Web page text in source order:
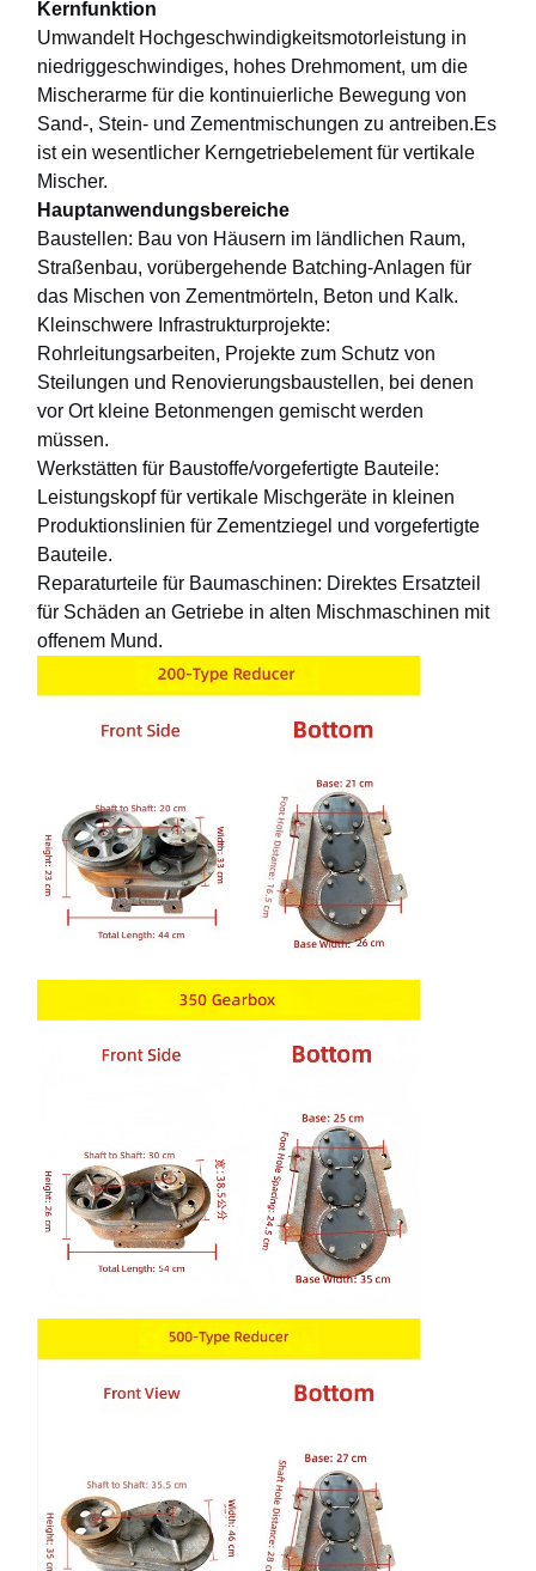
Fabrik Tour Qualitätskont
Rolle
Kontakt Nachrichten
Kranräder
Drahtseiltrommel
Kran-Flaschenzug
Kran
Ausrüstung des Motors und der Bremse
Hissen
Zubehör für Krane
Kernfunktion
Umwandelt Hochgeschwindigkeitsmotorleistung in
niedriggeschwindiges, hohes Drehmoment, um die
Mischerarme für die kontinuierliche Bewegung von
Sand-, Stein- und Zementmischungen zu antreiben.Es
ist ein wesentlicher Kerngetriebelement für vertikale
Mischer.
Hauptanwendungsbereiche
Baustellen: Bau von Häusern im ländlichen Raum,
Straßenbau, vorübergehende Batching-Anlagen für
das Mischen von Zementmörteln, Beton und Kalk.
Kleinschwere Infrastrukturprojekte:
Rohrleitungsarbeiten, Projekte zum Schutz von
Steilungen und Renovierungsbaustellen, bei denen
vor Ort kleine Betonmengen gemischt werden
müssen.
Werkstätten für Baustoffe/vorgefertigte Bauteile:
Leistungskopf für vertikale Mischgeräte in kleinen
Produktionslinien für Zementziegel und vorgefertigte
Bauteile.
Reparaturteile für Baumaschinen: Direktes Ersatzteil
für Schäden an Getriebe in alten Mischmaschinen mit
offenem Mund.